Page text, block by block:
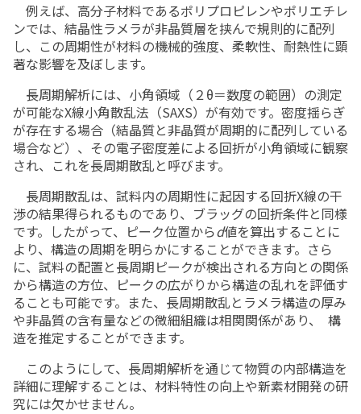
例えば、高分子材料であるポリプロピレンやポリエチレ
ンでは、結晶性ラメラが非晶質層を挟んで規則的に配列
し、この周期性が材料の機械的強度、柔軟性、耐熱性に顕
著な影響を及ぼします。
長周期解析には、小角領域（２θ＝数度の範囲）の測定
が可能なX線小角散乱法（SAXS）が有効です。密度揺らぎ
が存在する場合（結晶質と非晶質が周期的に配列している
場合など）、その電子密度差による回折が小角領域に観察
され、これを長周期散乱と呼びます。
長周期散乱は、試料内の周期性に起因する回折X線の干
渉の結果得られるものであり、ブラッグの回折条件と同様
です。したがって、ピーク位置からd値を算出することに
より、構造の周期を明らかにすることができます。さら
に、試料の配置と長周期ピークが検出される方向との関係
から構造の方位、ピークの広がりから構造の乱れを評価す
ることも可能です。また、 長周期散乱とラメラ構造の厚み
や非晶質の含有量などの微細組織は相関関係があり、
構
造を推定することができます。
このようにして、長周期解析を通じて物質の内部構造を
詳細に理解することは、材料特性の向上や新素材開発の研
究には欠かせません。